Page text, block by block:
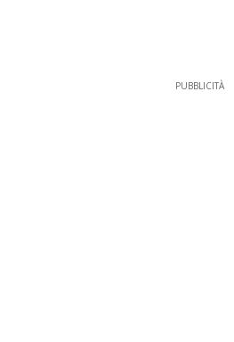
PUBBLICITÀ